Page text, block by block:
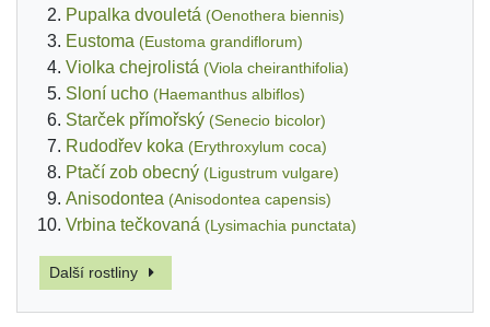
Pupalka dvouletá (Oenothera biennis)
Eustoma (Eustoma grandiflorum)
Violka chejrolistá (Viola cheiranthifolia)
Sloní ucho (Haemanthus albiflos)
Starček přímořský (Senecio bicolor)
Rudodřev koka (Erythroxylum coca)
Ptačí zob obecný (Ligustrum vulgare)
Anisodontea (Anisodontea capensis)
Vrbina tečkovaná (Lysimachia punctata)
Další rostliny